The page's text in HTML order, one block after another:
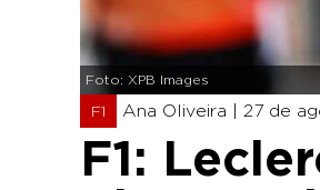
Foto: XPB Images
F1 Ana Oliveira | 27 de
F1: